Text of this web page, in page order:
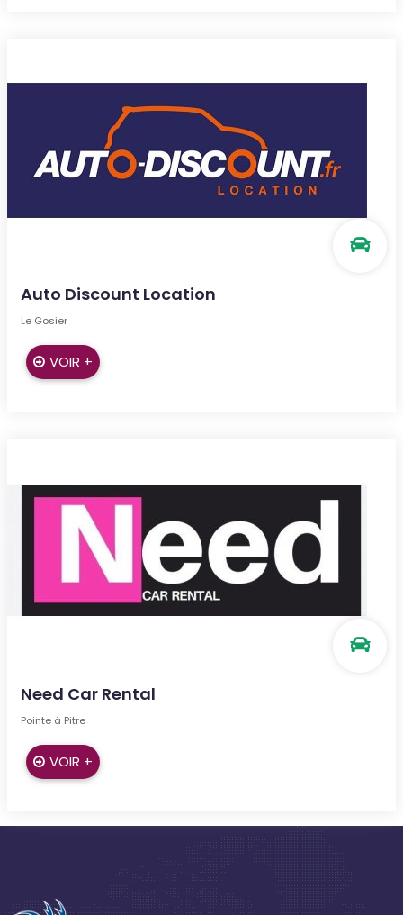
Auto Discount Location
Le Gosier
VOIR +
Need Car Rental
Pointe à Pitre
VOIR +